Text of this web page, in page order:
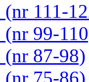
111-
99-
(nr 87-98)